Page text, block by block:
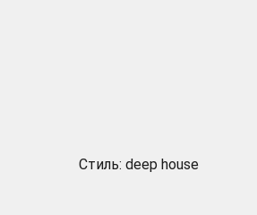
Стиль: deep house